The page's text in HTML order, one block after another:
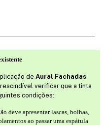
de Aural Fachadas
verificar que a tinta
condições:
deve apresentar lascas, bolhas,
ao passar uma espátula